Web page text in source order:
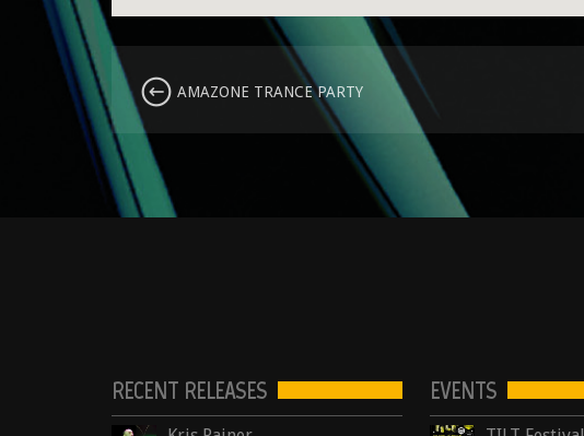
AMAZONE TRANCE PARTY
RECENT RELEASES EVENTS